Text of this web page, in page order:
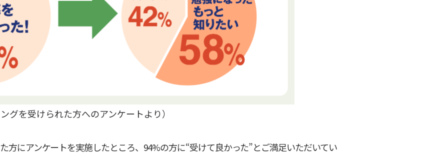
グを受けられた方へのアンケートより）
方にアンケートを実施したところ、94%の方に“受けて良かった”とご満足いただいてい